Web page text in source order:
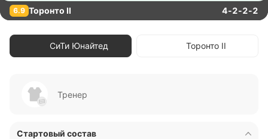
6.9 Торонто II 4-2-2-2
СиТи Юнайтед Торонто II
Тренер
Стартовый состав